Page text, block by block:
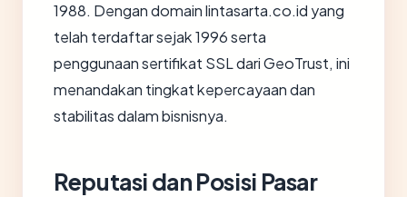
1988. Dengan domain lintasarta.co.id yang
telah terdaftar sejak 1996 serta
penggunaan sertifikat SSL dari GeoTrust, ini
menandakan tingkat kepercayaan dan
stabilitas dalam bisnisnya.
Reputasi dan Posisi Pasar